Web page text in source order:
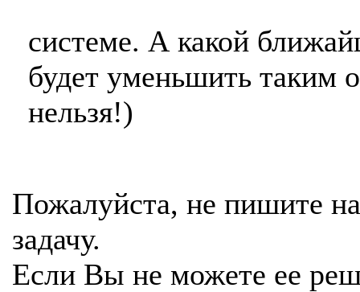
системе. А какой
будет уменьшить таким
нельзя!)
Пожалуйста, не пишите
задачу.
Если Вы не можете ее